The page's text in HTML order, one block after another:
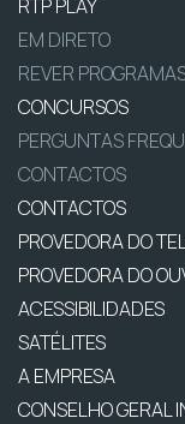
RTP PLAY
EM DIRETO
REVER
CONCURSOS
PERGUNTAS
CONTACTOS
CONTACTOS
PROVEDORA DO
PROVEDORA DO
ACESSIBILIDADES
SATÉLITES
A EMPRESA
CONSELHO GERAL